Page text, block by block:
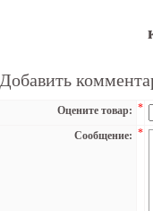
Добавить
Оцените товар: *
Сообщение: *